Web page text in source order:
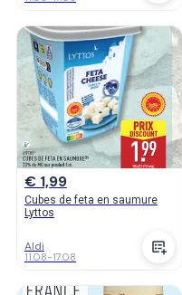
€ 1,99
Cubes de feta en saumure
Lyttos
Aldi
11.08-17.08